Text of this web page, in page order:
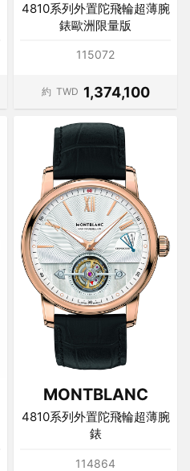
4810系列外置陀飛輪超薄腕
錶歐洲限量版
115072
約 TWD 1,374,100
MONTBLANC
4810系列外置陀飛輪超薄腕
錶
114864